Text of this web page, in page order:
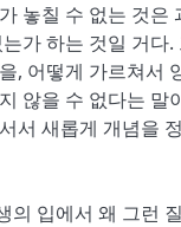
놓칠 수 없는 것은
가 하는 것일 거다
, 어떻게 가르쳐서
않을 수 없다는 말
서 새롭게 개념을
의 입에서 왜 그런